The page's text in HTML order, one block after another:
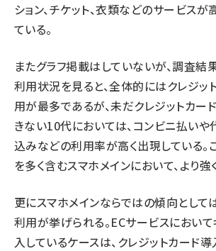
ション、チケット、衣類などのサービス
ている。
またグラフ掲載はしていないが、調査結
利用状況を見ると、全体的にはクレジッ
用が最多であるが、未だクレジットカー
きない10代においては、コンビニ払いや
込みなどの利用率が高く出現している。
を多く含むスマホメインにおいて、より強
更にスマホメインならではの傾向として
利用が挙げられる。ECサービスにおい
入しているケースは、クレジットカード